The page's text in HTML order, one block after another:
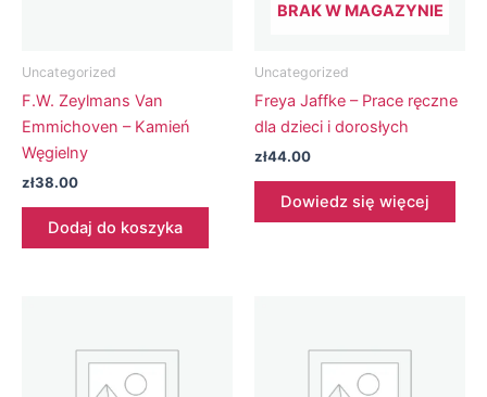
Uncategorized
F.W. Zeylmans Van
Emmichoven – Kamień
Węgielny
zł38.00
Dodaj do koszyka
BRAK W MAGAZYNIE
Uncategorized
Freya Jaffke – Prace ręczne
dla dzieci i dorosłych
zł44.00
Dowiedz się więcej